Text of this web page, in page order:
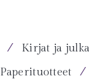
⁄ Kirjat ja
Paperituotteet ⁄